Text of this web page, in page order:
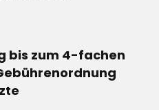
bis zum 4-fachen